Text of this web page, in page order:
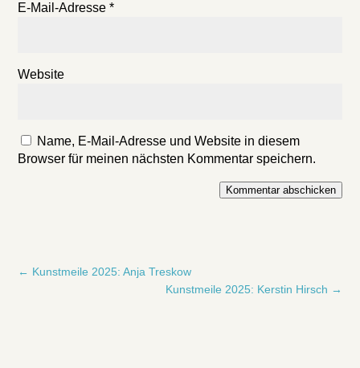
E-Mail-Adresse*
Website
Name, E-Mail-Adresse und Website in diesem
Browser für meinen nächsten Kommentar speichern.
Kommentar abschicken
← Kunstmeile 2025: Anja Treskow
Kunstmeile 2025: Kerstin Hirsch →